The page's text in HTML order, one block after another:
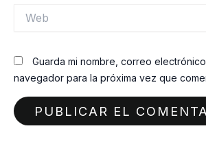
Guarda mi nombre, correo
navegador para la próxima vez que